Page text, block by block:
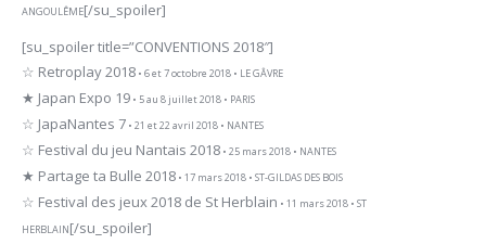
ANGOULÊME[/su_spoiler]
[su_spoiler title=”CONVENTIONS 2018″]
☆ Retroplay 2018 • 6 et 7 octobre 2018 • LE GÂVRE
★ Japan Expo 19 • 5 au 8 juillet 2018 • PARIS
☆ JapaNantes 7 • 21 et 22 avril 2018 • NANTES
☆ Festival du jeu Nantais 2018 • 25 mars 2018 • NANTES
★ Partage ta Bulle 2018 • 17 mars 2018 • ST-GILDAS DES BOIS
☆ Festival des jeux 2018 de St Herblain • 11 mars 2018 • ST
HERBLAIN[/su_spoiler]